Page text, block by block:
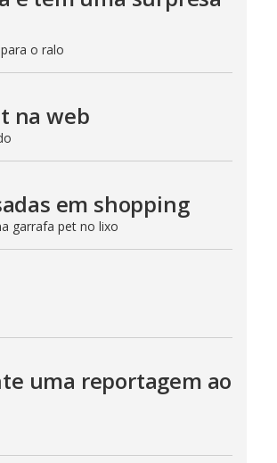
o ralo
na web
em shopping
garrafa pet no lixo
uma reportagem ao